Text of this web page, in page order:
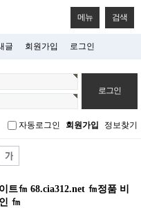
메뉴 검색
글 회원가입 로그인
자동로그인 회원가입 정보찾기
트㎙ 68.cia312.net ㎙정품 비
㎙